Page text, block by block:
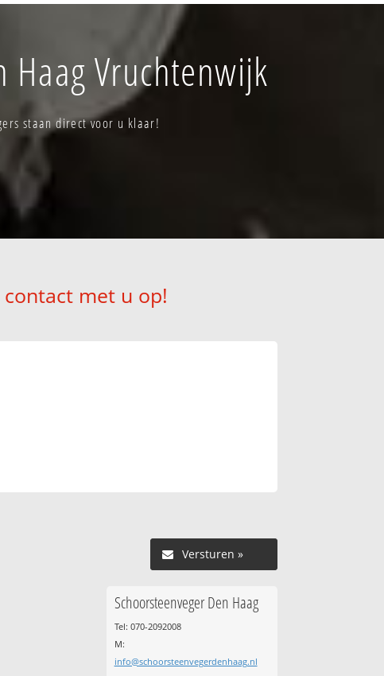
Vruchtenwijk
staan direct voor u klaar!
met u op!
Versturen »
Schoorsteenveger Den Haag
Tel: 070-2092008
M:
info@schoorsteenvegerdenhaag.nl